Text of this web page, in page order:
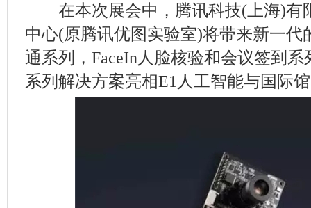
在本次展会中，腾讯科技(上海)有
中心(原腾讯优图实验室)将带来新一代
通系列，FaceIn人脸核验和会议签到
系列解决方案亮相E1人工智能与国际